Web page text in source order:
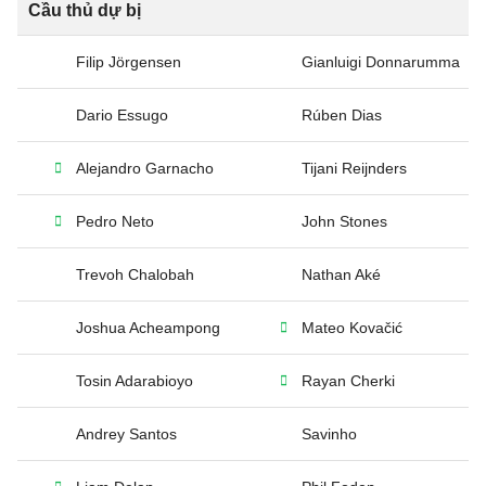
Cầu thủ dự bị
Filip Jörgensen Gianluigi Donnarumma
Dario Essugo Rúben Dias
Alejandro Garnacho Tijani Reijnders
Pedro Neto John Stones
Trevoh Chalobah Nathan Aké
Joshua Acheampong Mateo Kovačić
Tosin Adarabioyo Rayan Cherki
Andrey Santos Savinho